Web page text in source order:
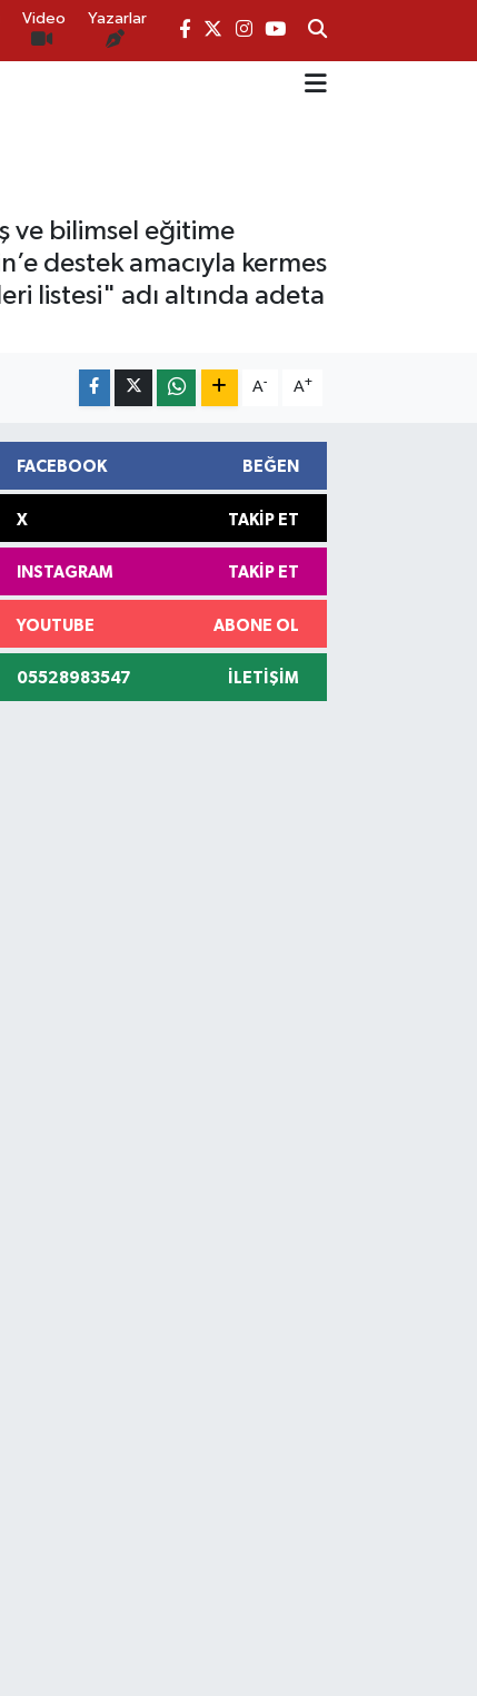
Video Yazarlar
ve bilimsel eğitime
destek amacıyla kermes
listesi" adı altında adeta
A- A+
FACEBOOK BEĞEN
X TAKIP ET
INSTAGRAM TAKIP ET
YOUTUBE ABONE OL
05528983547 İLETIŞIM